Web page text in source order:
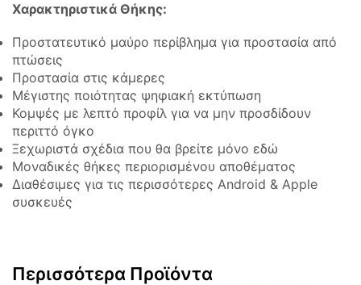
Χαρακτηριστικά Θήκης:
Προστατευτικό μαύρο περίβλημα για προστασία από
πτώσεις
Προστασία στις κάμερες
Μέγιστης ποιότητας ψηφιακή εκτύπωση
Κομψές με λεπτό προφίλ για να μην προσδίδουν
περιττό όγκο
Ξεχωριστά σχέδια που θα βρείτε μόνο εδώ
Μοναδικές θήκες περιορισμένου αποθέματος
Διαθέσιμες για τις περισσότερες Android & Apple
συσκευές
Περισσότερα Προϊόντα